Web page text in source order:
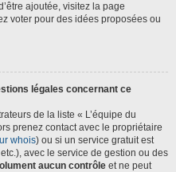
ajoutée, visitez la page
voter pour des idées proposées ou
légales concernant ce
de la liste « L’équipe du
prenez contact avec le propriétaire
whois) ou si un service gratuit est
avec le service de gestion ou des
aucun contrôle et ne peut